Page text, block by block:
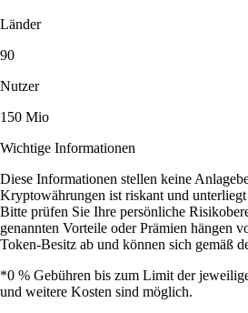
Länder
90
Nutzer
150 Mio
Wichtige Informationen
Diese Informationen stellen keine
Kryptowährungen ist riskant und
Bitte prüfen Sie Ihre persönliche
genannten Vorteile oder Prämien hängen
Token-Besitz ab und können sich gemäß
*0 % Gebühren bis zum Limit der
und weitere Kosten sind möglich.